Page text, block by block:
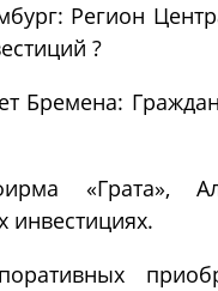
Регион
?
Бремена:
«Грата»,
инвестициях.